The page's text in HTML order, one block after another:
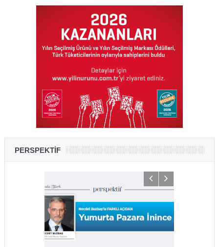
PERSPEKTİF